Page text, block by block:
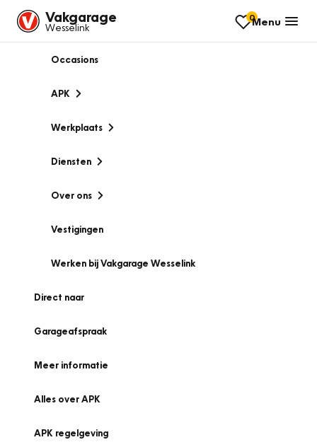
Vakgarage
Wesselink
0Menu
Occasions
APK
Werkplaats
Diensten
Over ons
Vestigingen
Werken bij Vakgarage Wesselink
Direct naar
Garageafspraak
Meer informatie
Alles over APK
APK regelgeving